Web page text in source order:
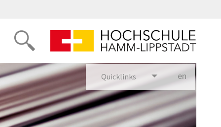
Quicklinks en glish